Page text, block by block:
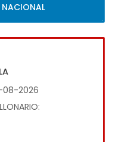
NACIONAL
08-2026